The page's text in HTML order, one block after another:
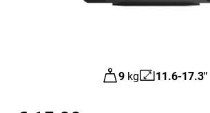
9 kg 11.6-17.3"